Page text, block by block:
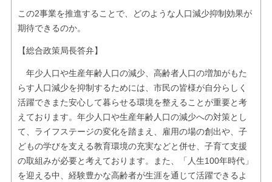
この2事業を推進することで、どのような人口減少抑制効果が
期待できるのか。
【総合政策局長答弁】
年少人口や生産年齢人口の減少、高齢者人口の増加がもた
らす人口減少を抑制するためには、市民の皆様が自分らしく
活躍できまた安心して暮らせる環境を整えることが重要と考
えております。年少人口や生産年齢人口の減少への対策とし
て、ライフステージの変化を踏まえ、雇用の場の創出や、子
どもの学びを支える教育環境の充実などと併せ、子育て支援
の取組みが必要と考えております。また、「人生100年時代」
を迎える中、経験豊かな高齢者が生涯を通じて活躍できるよ